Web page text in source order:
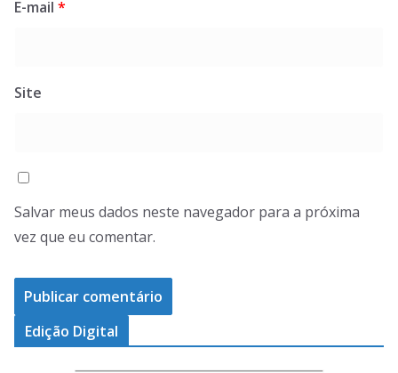
E-mail *
Site
Salvar meus dados neste navegador para a próxima
vez que eu comentar.
Edição Digital